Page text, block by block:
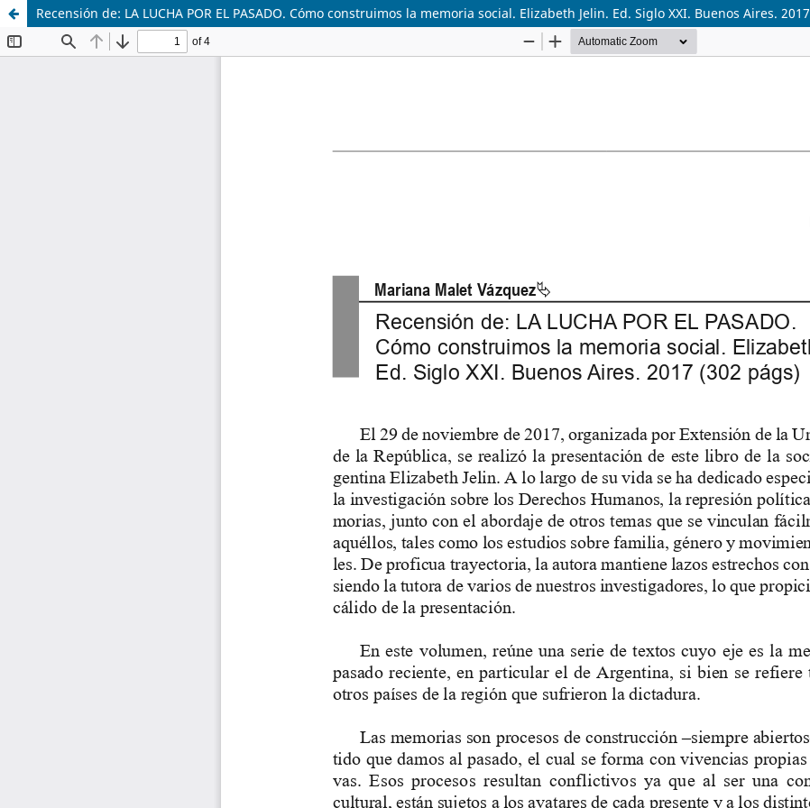
Recensión de: LA LUCHA POR EL PASADO. Cómo construimos la memoria social. Elizabeth Jelin. Ed. Siglo XXI. Buenos Aires. 2017